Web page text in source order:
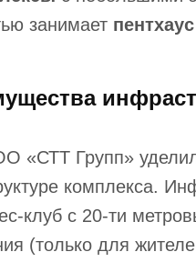
занимает пентхаус
«СТТ Групп»
комплекса.
клуб c 20-ти
(только для